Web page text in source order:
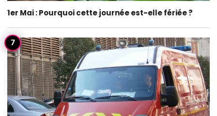
1er Mai : Pourquoi cette journée est-elle fériée ?